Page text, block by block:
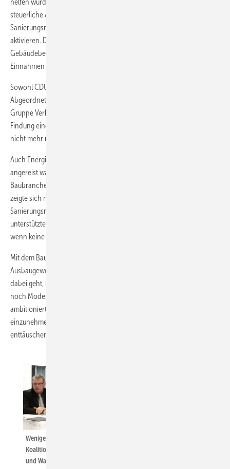
helfen würden: „Die große Koalition verzichtet darauf, durch eine
steuerliche Abschreibungsmöglichkeit energetischer
Sanierungsmaßnahmen privates Kapital in Milliardenhöhe zu
aktivieren. Dies hätte zur energetischen Ertüchtigung des
Gebäudebestandes beigetragen und gleichzeitig für weitere
Einnahmen des Staates gesorgt.“
Sowohl CDU-Generalsekretär Hermann Gröhe als auch der CDU-
Abgeordnete Steffen Bilger, der Mitglied der Koalitionsverhandlungs-
Gruppe Verkehr, Bau und Infrastruktur war, beteuerten, dass bei der
Findung eines Kompromisses für die Anliegen der Bauhandwerke
nicht mehr möglich gewesen sei.
Auch Energie-Kommissar Günther Oettinger – der extra aus Brüssel
angereist war – fand verbindliche Worte und Verständnis für die
Baubranche, jedoch nichts, was man nicht schon mal gehört hätte. Er
zeigte sich nach wie vor davon überzeugt, dass ­eine dreiprozentige
Sanierungsrate für öffentliche Gebäude an­gemessen wäre und
unterstützte die Forderung des Handwerks: „Wir kommen nicht voran,
wenn keine steuerliche Abschreibung kommt.“
Mit dem Bauwirtschaftstag in Berlin haben die Bau- und
Ausbaugewerke deutlich Präsenz gezeigt. Die Erwartung, um die es
dabei geht, ist längst an die Politik adressiert. Weder Energiewende
noch Modernisierung im Wärmemarkt sind bislang auf Erfolgskurs. Um
ambitionierte Klimaziele zu erreichen und eine Vorreiterrolle
einzunehmen, ist aus Sicht des Handwerks von Seiten der Regierung
enttäuschend wenig gekommen.
Wenige Stunden nach der Verabschiedung des
Koalitionsvertrages in Berlin: Nach ­vielen politischen Gesprächen
und Wahlprüfsteinen hatte der ZVSHK-Vorstand mehr von den